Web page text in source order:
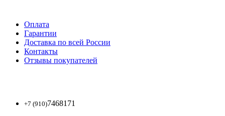
Оплата
Гарантии
Доставка по всей России
Контакты
Отзывы покупателей
+7 (910)7468171